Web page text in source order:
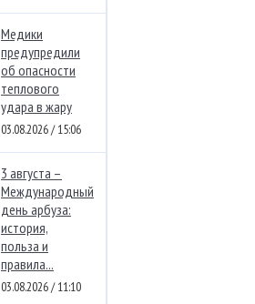
Медики
предупредили
об опасности
теплового
удара в жару
03.08.2026 / 15:06
3 августа –
Международный
день арбуза:
история,
польза и
правила...
03.08.2026 / 11:10